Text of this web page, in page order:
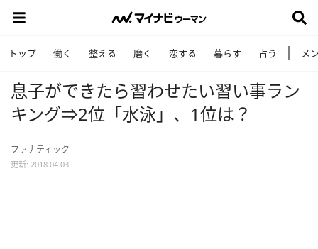
トップ 働く 整える 磨く 恋する 暮らす 占う メ
息子ができたら習わせたい習い事ラン
キング⇒2位「水泳」、1位は？
ファナティック
更新: 2018.04.03